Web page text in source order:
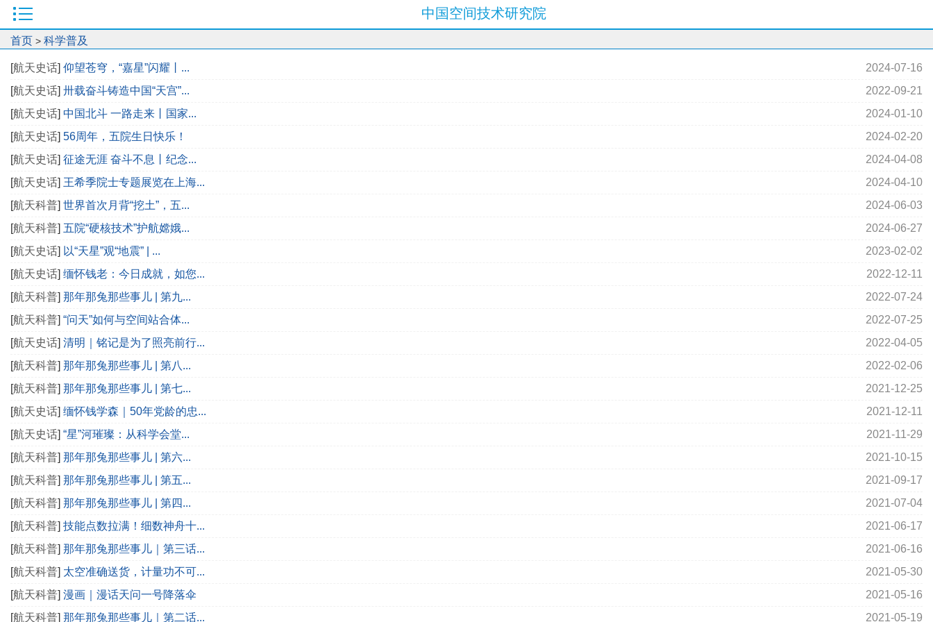
中国空间技术研究院
首页 > 科学普及
[航天史话] 2024-07-16
仰望苍穹，“嘉星”闪耀丨...
[航天史话] 2022-09-21
卅载奋斗铸造中国“天宫”...
[航天史话] 2024-01-10
中国北斗 一路走来丨国家...
[航天史话] 2024-02-20
56周年，五院生日快乐！
[航天史话] 2024-04-08
征途无涯 奋斗不息丨纪念...
[航天史话] 2024-04-10
王希季院士专题展览在上海...
[航天科普] 2024-06-03
世界首次月背“挖土”，五...
[航天科普] 2024-06-27
五院“硬核技术”护航嫦娥...
[航天史话] 2023-02-02
以“天星”观“地震” | ...
[航天史话] 2022-12-11
缅怀钱老：今日成就，如您...
[航天科普] 2022-07-24
那年那兔那些事儿 | 第九...
[航天科普] 2022-07-25
“问天”如何与空间站合体...
[航天史话] 2022-04-05
清明｜铭记是为了照亮前行...
[航天科普] 2022-02-06
那年那兔那些事儿 | 第八...
[航天科普] 2021-12-25
那年那兔那些事儿 | 第七...
[航天史话] 2021-12-11
缅怀钱学森｜50年党龄的忠...
[航天史话] 2021-11-29
“星”河璀璨：从科学会堂...
[航天科普] 2021-10-15
那年那兔那些事儿 | 第六...
[航天科普] 2021-09-17
那年那兔那些事儿 | 第五...
[航天科普] 2021-07-04
那年那兔那些事儿 | 第四...
[航天科普] 2021-06-17
技能点数拉满！细数神舟十...
[航天科普] 2021-06-16
那年那兔那些事儿｜第三话...
[航天科普] 2021-05-30
太空准确送货，计量功不可...
[航天科普] 2021-05-16
漫画｜漫话天问一号降落伞
[航天科普] 2021-05-19
那年那兔那些事儿｜第二话...